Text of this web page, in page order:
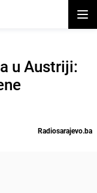
u Austriji:
Radiosarajevo.ba